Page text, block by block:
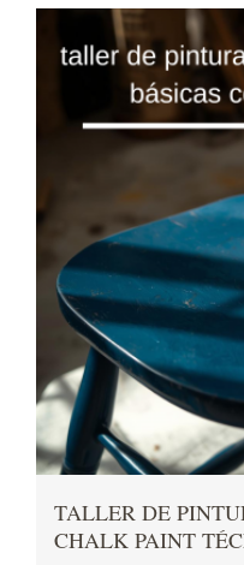
TALLER DE
CHALK PAINT